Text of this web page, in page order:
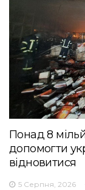
Понад 8
допомогти
відновитися
5 Серпня, 2026